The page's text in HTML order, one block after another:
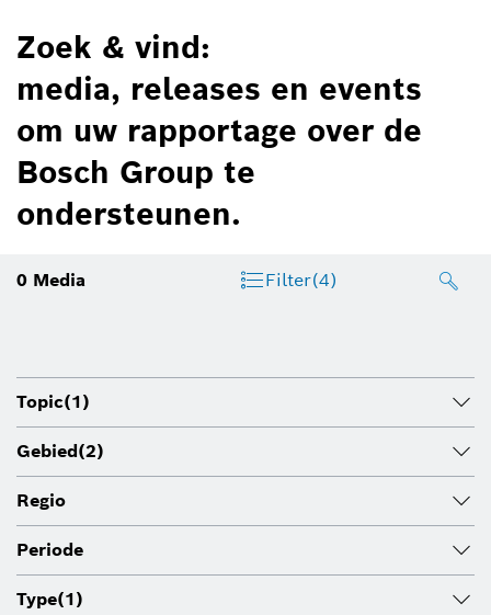
Zoek & vind:
media, releases en events
om uw rapportage over de
Bosch Group te
ondersteunen.
0 Media Filter(4)
Topic(1)
Gebied(2)
Regio
Periode
Type(1)